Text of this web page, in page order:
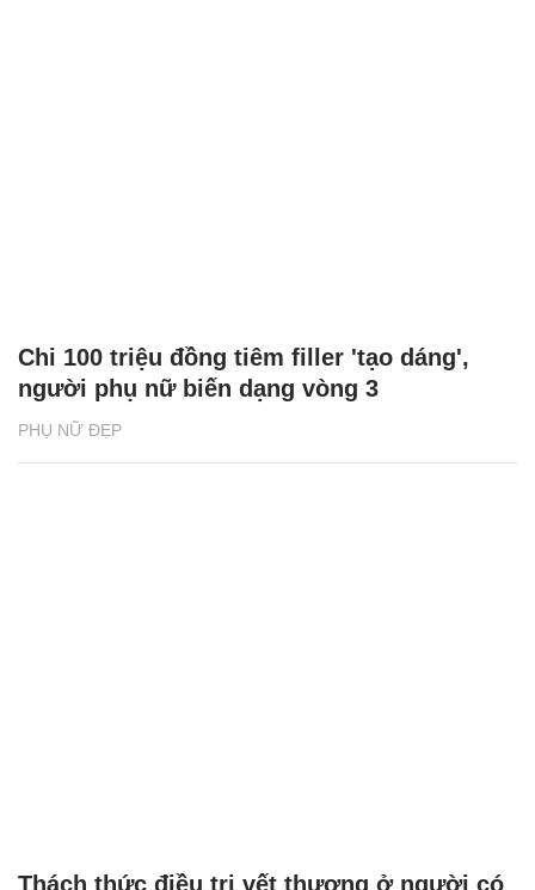
PHỤ NỮ ĐẸP
Chi 100 triệu đồng tiêm filler 'tạo dáng',
người phụ nữ biến dạng vòng 3
Thách thức điều trị vết thương ở người có